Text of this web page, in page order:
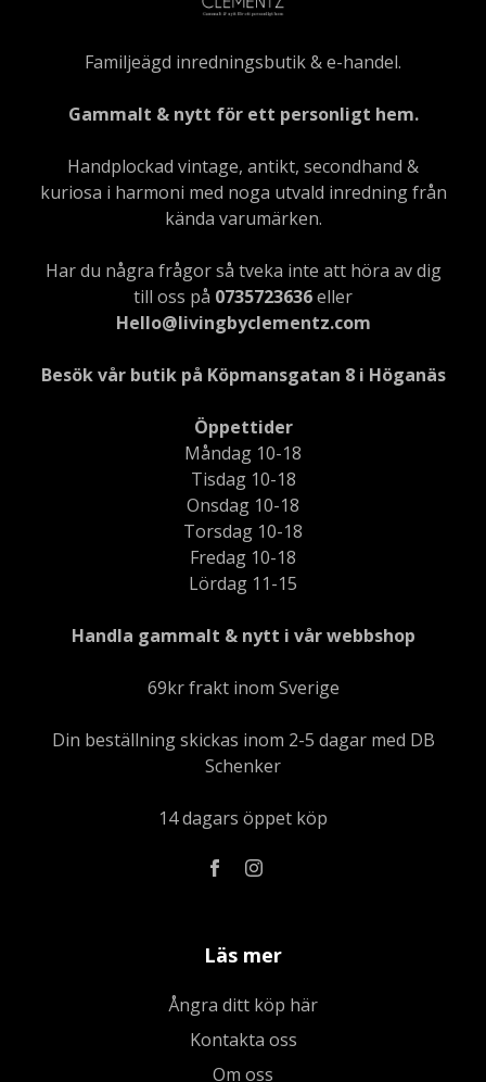
Familjeägd inredningsbutik & e-handel.
Gammalt & nytt för ett personligt hem.
Handplockad vintage, antikt, secondhand &
kuriosa i harmoni med noga utvald inredning från
kända varumärken.
Har du några frågor så tveka inte att höra av dig
till oss på 0735723636eller
Hello@livingbyclementz.com
Besök vår butik på Köpmansgatan 8 i Höganäs
Öppettider
Måndag 10-18
Tisdag 10-18
Onsdag 10-18
Torsdag 10-18
Fredag 10-18
Lördag 11-15
Handla gammalt & nytt i vår webbshop
69kr frakt inom Sverige
Din beställning skickas inom 2-5 dagar med DB
Schenker
14 dagars öppet köp
Läs mer
Ångra ditt köp här
Kontakta oss
Om oss